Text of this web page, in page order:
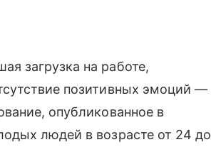
загрузка на работе,
позитивных эмоций —
опубликованное в
людей в возрасте от 24 до